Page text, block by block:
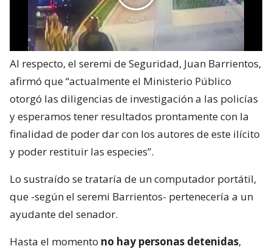
Al respecto, el seremi de Seguridad, Juan Barrientos,
afirmó que “actualmente el Ministerio Público
otorgó las diligencias de investigación a las policías
y esperamos tener resultados prontamente con la
finalidad de poder dar con los autores de este ilícito
y poder restituir las especies”.
Lo sustraído se trataría de un computador portátil,
que -según el seremi Barrientos- pertenecería a un
ayudante del senador.
Hasta el momento no hay personas detenidas,